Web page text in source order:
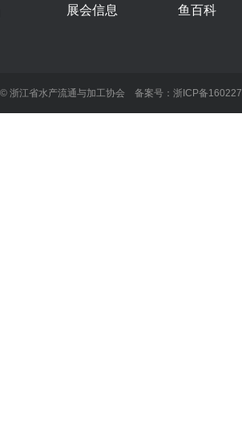
展会信息 鱼百科
浙江省水产流通与加工协会 备案号： 浙ICP备